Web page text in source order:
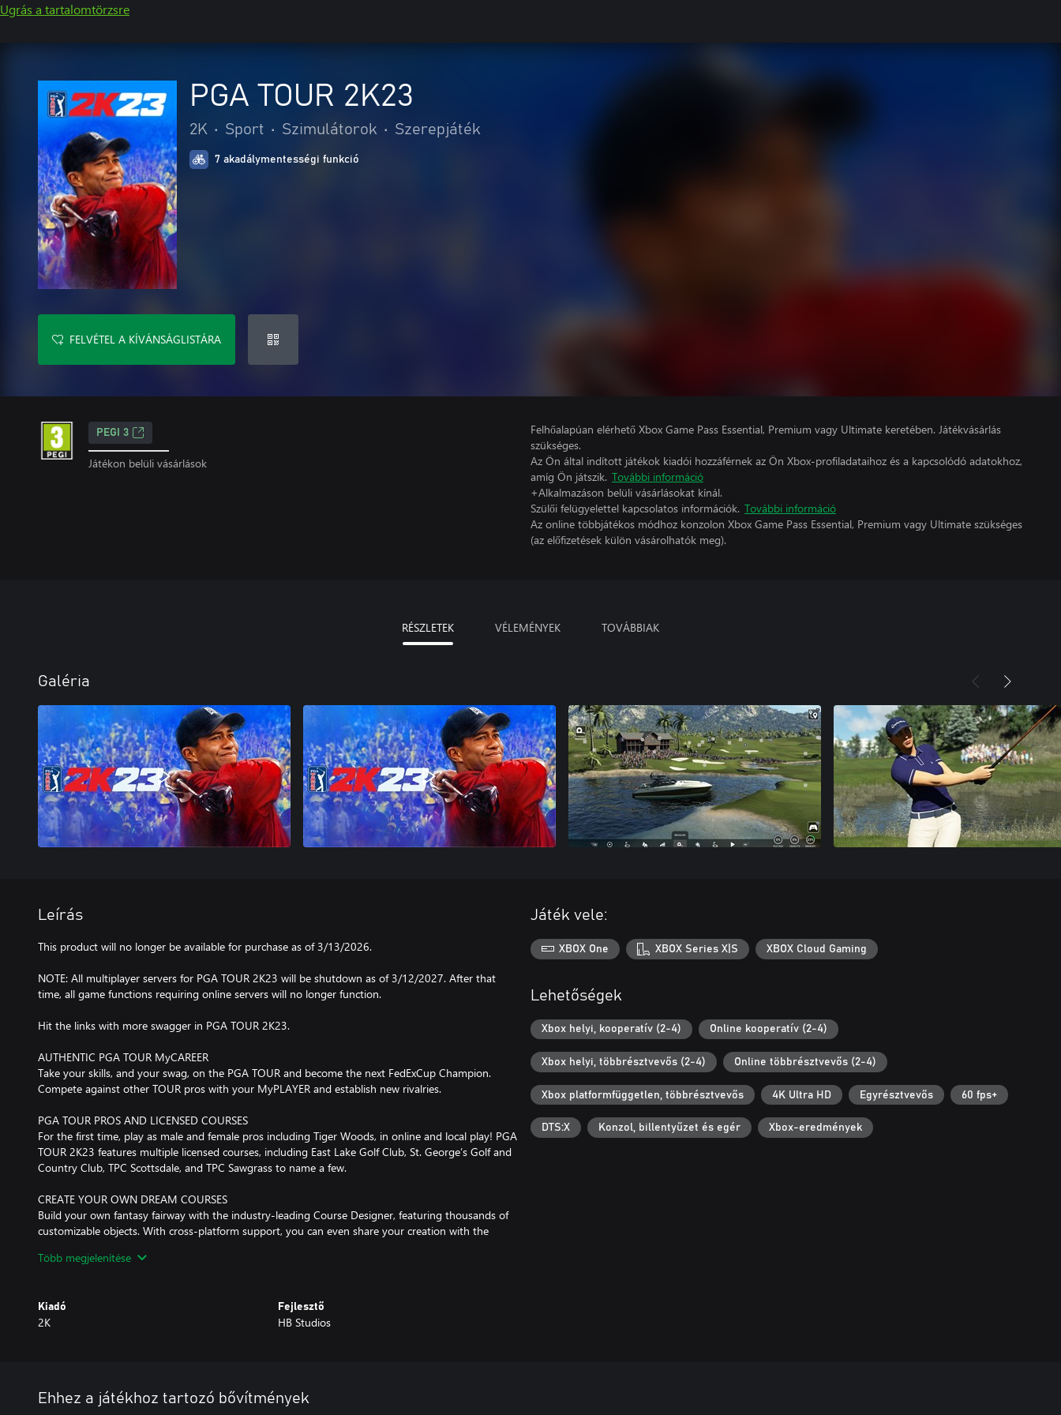
Ugrás a tartalomtörzsre
PGA TOUR 2K23
2K • Sport • Szimulátorok • Szerepjáték
7 akadálymentességi funkció
FELVÉTEL A KÍVÁNSÁGLISTÁRA
PEGI 3
Játékon belüli vásárlások
Felhőalapúan elérhető Xbox Game Pass Essential, Premium vagy Ultimate keretében. Játékvásárlás
szükséges.
Az Ön által indított játékok kiadói hozzáférnek az Ön Xbox-profiladataihoz és a kapcsolódó adatokhoz,
amíg Ön játszik. További információ
+Alkalmazáson belüli vásárlásokat kínál.
Szülői felügyelettel kapcsolatos információk. További információ
Az online többjátékos módhoz konzolon Xbox Game Pass Essential, Premium vagy Ultimate szükséges
(az előfizetések külön vásárolhatók meg).
RÉSZLETEK VÉLEMÉNYEK TOVÁBBIAK
Galéria
Leírás
This product will no longer be available for purchase as of 3/13/2026.
NOTE: All multiplayer servers for PGA TOUR 2K23 will be shutdown as of 3/12/2027. After that
time, all game functions requiring online servers will no longer function.
Hit the links with more swagger in PGA TOUR 2K23.
AUTHENTIC PGA TOUR MyCAREER
Take your skills, and your swag, on the PGA TOUR and become the next FedExCup Champion.
Compete against other TOUR pros with your MyPLAYER and establish new rivalries.
PGA TOUR PROS AND LICENSED COURSES
For the first time, play as male and female pros including Tiger Woods, in online and local play! PGA
TOUR 2K23 features multiple licensed courses, including East Lake Golf Club, St. George’s Golf and
Country Club, TPC Scottsdale, and TPC Sawgrass to name a few.
CREATE YOUR OWN DREAM COURSES
Build your own fantasy fairway with the industry-leading Course Designer, featuring thousands of
customizable objects. With cross-platform support, you can even share your creation with the
and online play, bringing the fun and excitement to both casual and seasoned players.
MORE CONTROL OPTIONS AND ACCESSIBILITY
Több megjelenítése
Kiadó
2K
Fejlesztő
HB Studios
Játék vele:
XBOX One XBOX Series X|S XBOX Cloud Gaming
Lehetőségek
Xbox helyi, kooperatív (2-4) Online kooperatív (2-4)
Xbox helyi, többrésztvevős (2-4) Online többrésztvevős (2-4)
Xbox platformfüggetlen, többrésztvevős 4K Ultra HD Egyrésztvevős 60 fps+
DTS:X Konzol, billentyűzet és egér Xbox-eredmények
Ehhez a játékhoz tartozó bővítmények